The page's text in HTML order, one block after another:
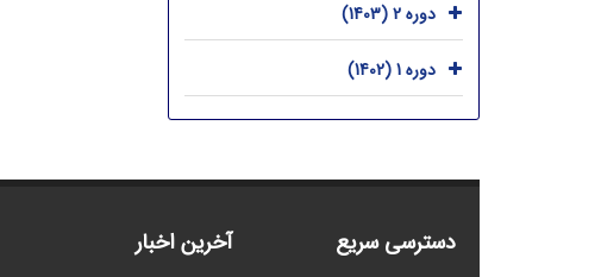
دوره 2 (1403)
دوره 1 (1402)
دسترسی سریع آخرین اخبار